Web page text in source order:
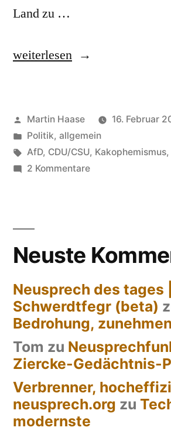
Land zu …
„Migration,
weiterlesen
Veröffentlicht
von
Martin Haase
16. Februar
Veröffentlicht
in
Politik, allgemein
Schlagwörter:
AfD, CDU/CSU, Kakophemismus,
2 Kommentarezu
Neuste
Neusprech des tages |
Schwerdtfegr (beta)
Bedrohung,
Tom zu
Ziercke-Gedächtnis-
Verbrenner,
neusprech.org zu
modernste